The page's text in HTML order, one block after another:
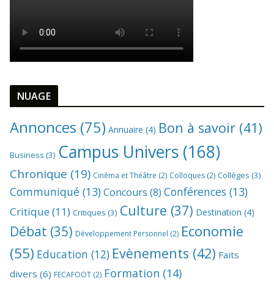
NUAGE
Annonces (75) Annuaire (4) Bon à savoir (41)
Business (3) Campus Univers (168)
Chronique (19) Cinéma et Théâtre (2) Colloques (2) Collèges (3)
Communiqué (13)Concours (8) Conférences (13)
Critique(11) Critiques (3) Culture (37) Destination (4)
Débat (35) Développement Personnel (2) Economie
(55) Education (12) Evènements (42) Faits
divers (6) FECAFOOT (2) Formation (14)